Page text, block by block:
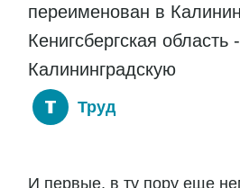
переименован в
Кенигсбергская область
Калининградскую
Труд
И первые, в ту пору еще